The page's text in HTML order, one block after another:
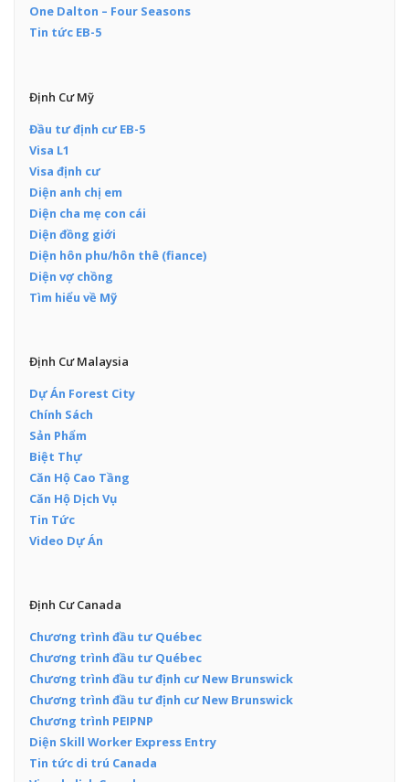
One Dalton – Four Seasons
Tin tức EB-5
Định Cư Mỹ
Đầu tư định cư EB-5
Visa L1
Visa định cư
Diện anh chị em
Diện cha mẹ con cái
Diện đồng giới
Diện hôn phu/hôn thê (fiance)
Diện vợ chồng
Tìm hiểu về Mỹ
Định Cư Malaysia
Dự Án Forest City
Chính Sách
Sản Phẩm
Biệt Thự
Căn Hộ Cao Tầng
Căn Hộ Dịch Vụ
Tin Tức
Video Dự Án
Định Cư Canada
Chương trình đầu tư Québec
Chương trình đầu tư Québec
Chương trình đầu tư định cư New Brunswick
Chương trình đầu tư định cư New Brunswick
Chương trình PEIPNP
Diện Skill Worker Express Entry
Tin tức di trú Canada